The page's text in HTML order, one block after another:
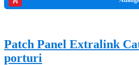
Patch Panel Extralink
porturi